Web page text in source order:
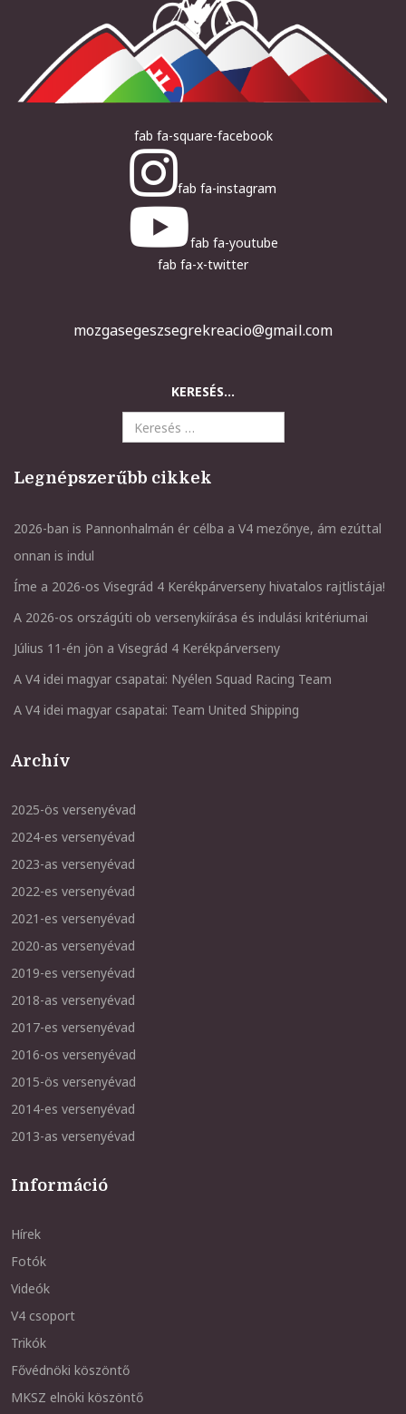
fab fa-square-facebook
fab fa-instagram
fab fa-youtube
fab fa-x-twitter
mozgasegeszsegrekreacio@gmail.com
KERESÉS...
Legnépszerűbb cikkek
2026-ban is Pannonhalmán ér célba a V4 mezőnye, ám ezúttal
onnan is indul
Íme a 2026-os Visegrád 4 Kerékpárverseny hivatalos rajtlistája!
A 2026-os országúti ob versenykiírása és indulási kritériumai
Július 11-én jön a Visegrád 4 Kerékpárverseny
A V4 idei magyar csapatai: Nyélen Squad Racing Team
A V4 idei magyar csapatai: Team United Shipping
Archív
2025-ös versenyévad
2024-es versenyévad
2023-as versenyévad
2022-es versenyévad
2021-es versenyévad
2020-as versenyévad
2019-es versenyévad
2018-as versenyévad
2017-es versenyévad
2016-os versenyévad
2015-ös versenyévad
2014-es versenyévad
2013-as versenyévad
Információ
Hírek
Fotók
Videók
V4 csoport
Trikók
Fővédnöki köszöntő
MKSZ elnöki köszöntő